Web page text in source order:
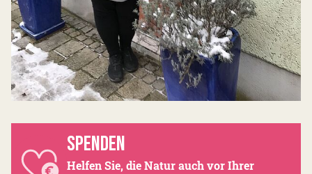
SPENDEN
Helfen Sie, die Natur auch vor Ihrer